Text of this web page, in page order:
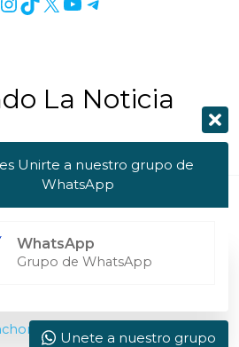
La Noticia
by Info Tuy
Visit W3Schools
Unirte a nuestro grupo de
WhatsApp
WhatsApp
Grupo de WhatsApp
Unete a nuestro grupo